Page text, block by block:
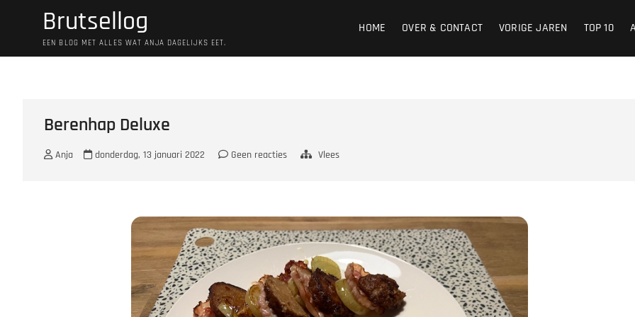
Brutsellog
EEN BLOG MET ALLES WAT ANJA DAGELIJKS EET.
HOME OVER & CONTACT VORIGE JAREN TOP 10
Berenhap Deluxe
Anja donderdag, 13 januari 2022 Geen reacties Vlees